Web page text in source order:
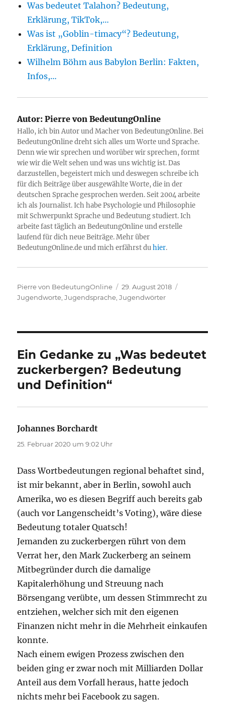
Was bedeutet Talahon? Bedeutung,
Erklärung, TikTok,…
Was ist „Goblin-timacy“? Bedeutung,
Erklärung, Definition
Wilhelm Böhm aus Babylon Berlin: Fakten,
Infos,…
Autor: Pierre von BedeutungOnline
Hallo, ich bin Autor und Macher von BedeutungOnline. Bei
BedeutungOnline dreht sich alles um Worte und Sprache.
Denn wie wir sprechen und worüber wir sprechen, formt
wie wir die Welt sehen und was uns wichtig ist. Das
darzustellen, begeistert mich und deswegen schreibe ich
für dich Beiträge über ausgewählte Worte, die in der
deutschen Sprache gesprochen werden. Seit 2004 arbeite
ich als Journalist. Ich habe Psychologie und Philosophie
mit Schwerpunkt Sprache und Bedeutung studiert. Ich
arbeite fast täglich an BedeutungOnline und erstelle
laufend für dich neue Beiträge. Mehr über
BedeutungOnline.de und mich erfährst duhier.
Autor
Pierre von BedeutungOnline
Veröffentlicht
am
29. August 2018
Jugendworte, Jugendsprache, Jugendwörter
Ein Gedanke zu „Was bedeutet
zuckerbergen? Bedeutung
und Definition“
Johannes Borchardt
25. Februar 2020 um 9:02 Uhr
Dass Wortbedeutungen regional behaftet sind,
ist mir bekannt, aber in Berlin, sowohl auch
Amerika, wo es diesen Begriff auch bereits gab
(auch vor Langenscheidt’s Voting), wäre diese
Bedeutung totaler Quatsch!
Jemanden zu zuckerbergen rührt von dem
Verrat her, den Mark Zuckerberg an seinem
Mitbegründer durch die damalige
Kapitalerhöhung und Streuung nach
Börsengang verübte, um dessen Stimmrecht zu
entziehen, welcher sich mit den eigenen
Finanzen nicht mehr in die Mehrheit einkaufen
konnte.
Nach einem ewigen Prozess zwischen den
beiden ging er zwar noch mit Milliarden Dollar
Anteil aus dem Vorfall heraus, hatte jedoch
nichts mehr bei Facebook zu sagen.